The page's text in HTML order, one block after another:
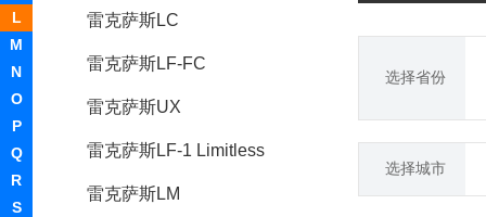
L
M
N
O
P
Q
R
S
雷克萨斯LC
雷克萨斯LF-FC
雷克萨斯UX
雷克萨斯LF-1 Limitless
雷克萨斯LM
选择省份
选择城市